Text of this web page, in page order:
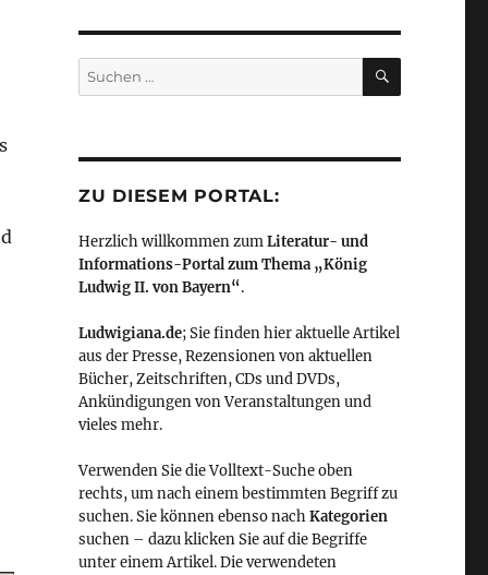
Suchen
nach:
SUCHEN
ZU DIESEM PORTAL:
Herzlich willkommen zumLiteratur- und
Informations-Portal zum Thema „König
Ludwig II. von Bayern“.
Ludwigiana.de; Sie finden hier aktuelle Artikel
aus der Presse, Rezensionen von aktuellen
Bücher, Zeitschriften, CDs und DVDs,
Ankündigungen von Veranstaltungen und
vieles mehr.
Verwenden Sie die Volltext-Suche oben
rechts, um nach einem bestimmten Begriff zu
suchen. Sie können ebenso nachKategorien
suchen – dazu klicken Sie auf die Begriffe
unter einem Artikel. Die verwendeten